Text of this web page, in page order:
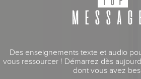
Des enseignements texte et audio
vous ressourcer ! Démarrez dès
dont vous avez